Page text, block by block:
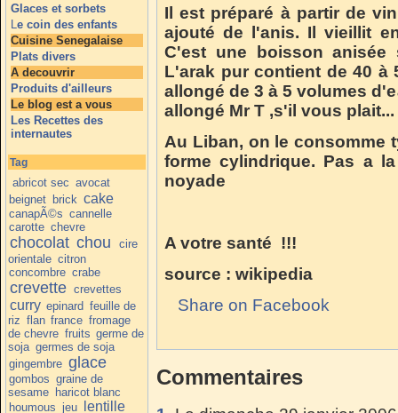
Glaces et sorbets
Le coin des enfants
Cuisine Senegalaise
Plats divers
A decouvrir
Produits d'ailleurs
Le blog est a vous
Les Recettes des
internautes
Tag
abricot sec avocat
beignet brick cake
canapÃ©s cannelle
carotte chevre
chocolat chou
cire
orientale citron
concombre crabe
crevette crevettes
curry epinard feuille de
riz flan france fromage
de chevre fruits germe de
soja germes de soja
gingembre glace
gombos graine de
sesame haricot blanc
houmous jeu lentille
Il est préparé à partir de
ajouté de l'anis. Il vieillit
C'est une boisson
L'arak pur contient de 40 à
allongé de 3 à 5 volumes
allongé Mr T ,s'il vous plait...
Au Liban, on le consomme
forme cylindrique. Pas a
noyade
A votre santé !!!
source : wikipedia
Share on Facebook
Commentaires